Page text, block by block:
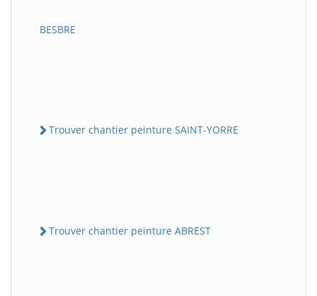
BESBRE
Trouver chantier peinture SAINT-YORRE
Trouver chantier peinture ABREST